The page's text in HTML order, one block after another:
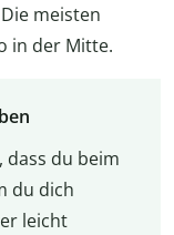
meisten
in der Mitte.
dass du beim
du dich
leicht